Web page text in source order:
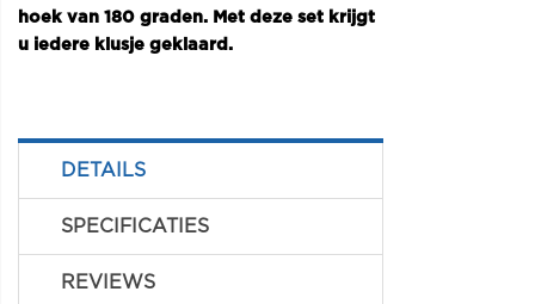
hoek van 180 graden. Met deze set krijgt
u iedere klusje geklaard.
DETAILS
SPECIFICATIES
REVIEWS